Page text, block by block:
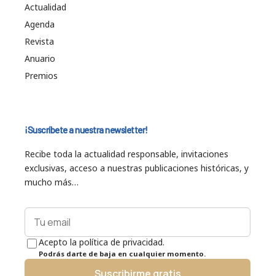
Actualidad
Agenda
Revista
Anuario
Premios
¡Suscríbete a nuestra newsletter!
Recibe toda la actualidad responsable, invitaciones
exclusivas, acceso a nuestras publicaciones históricas, y
mucho más…
Acepto la política de privacidad.
Podrás darte de baja en cualquier momento.